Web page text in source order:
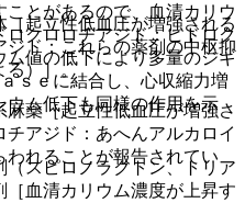
起立性低血圧が増強される
ド：これらの薬剤の中枢抑
る）］。
薬［起立性低血圧が増強さ
アジド：あへんアルカロイ
われることが報告されてい
とがあるので、血清カリウ
クロロチアジド：ヒドロク
ム値の低下により多量のジギ
ｓｅに結合し、心収縮力増
ム低下も同様の作用を示
スピロノラクトン、トリア
［血清カリウム濃度が上昇す